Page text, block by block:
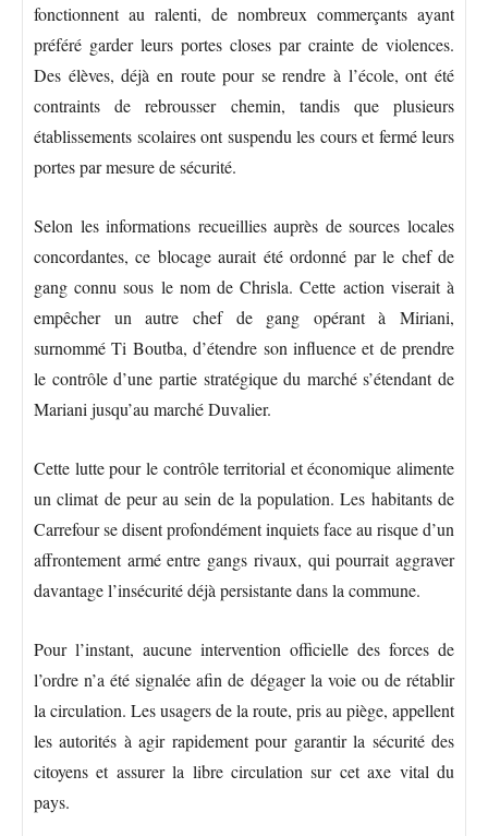
fonctionnent au ralenti, de nombreux commerçants ayant
préféré garder leurs portes closes par crainte de violences.
Des élèves, déjà en route pour se rendre à l’école, ont été
contraints de rebrousser chemin, tandis que plusieurs
établissements scolaires ont suspendu les cours et fermé leurs
portes par mesure de sécurité.
Selon les informations recueillies auprès de sources locales
concordantes, ce blocage aurait été ordonné par le chef de
gang connu sous le nom de Chrisla. Cette action viserait à
empêcher un autre chef de gang opérant à Miriani,
surnommé Ti Boutba, d’étendre son influence et de prendre
le contrôle d’une partie stratégique du marché s’étendant de
Mariani jusqu’au marché Duvalier.
Cette lutte pour le contrôle territorial et économique alimente
un climat de peur au sein de la population. Les habitants de
Carrefour se disent profondément inquiets face au risque d’un
affrontement armé entre gangs rivaux, qui pourrait aggraver
davantage l’insécurité déjà persistante dans la commune.
Pour l’instant, aucune intervention officielle des forces de
l’ordre n’a été signalée afin de dégager la voie ou de rétablir
la circulation. Les usagers de la route, pris au piège, appellent
les autorités à agir rapidement pour garantir la sécurité des
citoyens et assurer la libre circulation sur cet axe vital du
pays.